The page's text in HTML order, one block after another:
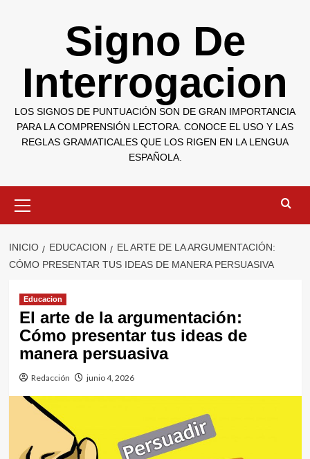
Signo De
Interrogacion
LOS SIGNOS DE PUNTUACIÓN SON DE GRAN IMPORTANCIA
PARA LA COMPRENSIÓN LECTORA. CONOCE EL USO Y LAS
REGLAS GRAMATICALES QUE LOS RIGEN EN LA LENGUA
ESPAÑOLA.
primario
INICIO EDUCACION
EL ARTE DE LA ARGUMENTACIÓN:
CÓMO PRESENTAR TUS IDEAS DE MANERA PERSUASIVA
Educacion
El arte de la argumentación:
Cómo presentar tus ideas de
manera persuasiva
Redacción junio 4, 2026